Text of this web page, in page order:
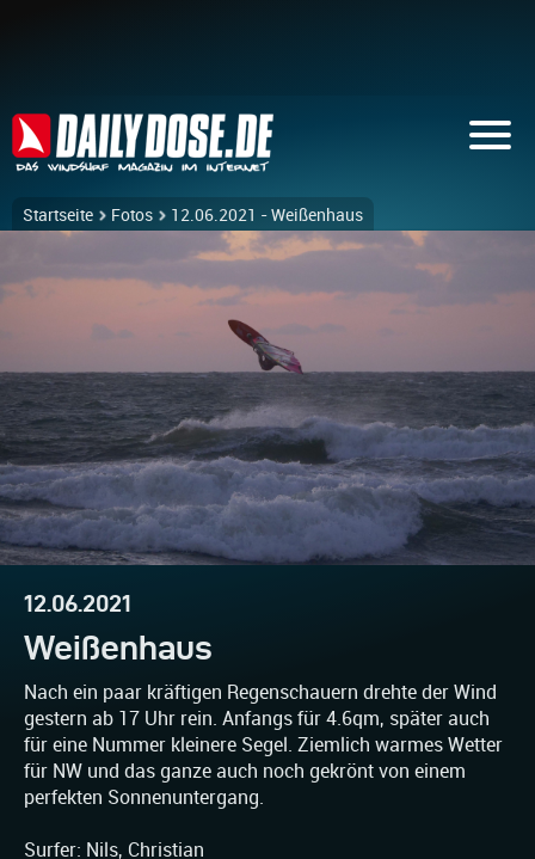
Startseite Fotos 12.06.2021 - Weißenhaus
12.06.2021
Weißenhaus
Nach ein paar kräftigen Regenschauern drehte der Wind
gestern ab 17 Uhr rein. Anfangs für 4.6qm, später auch
für eine Nummer kleinere Segel. Ziemlich warmes Wetter
für NW und das ganze auch noch gekrönt von einem
perfekten Sonnenuntergang.
Surfer: Nils, Christian